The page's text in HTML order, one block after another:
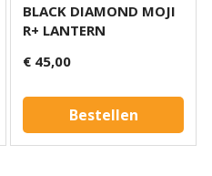
BLACK DIAMOND MOJI
R+ LANTERN
€ 45,00
Bestellen